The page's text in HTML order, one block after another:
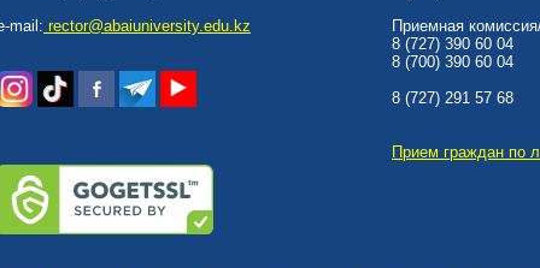
mail: rector@abaiuniversity.edu.kz
Приемная
8 (727) 390 60 04
8 (700) 390 60 04
8 (727) 291 57 68
Прием граждан по